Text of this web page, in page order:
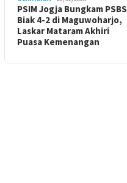
PSIM Jogja Bungkam PSBS
Biak 4-2 di Maguwoharjo,
Laskar Mataram Akhiri
Puasa Kemenangan